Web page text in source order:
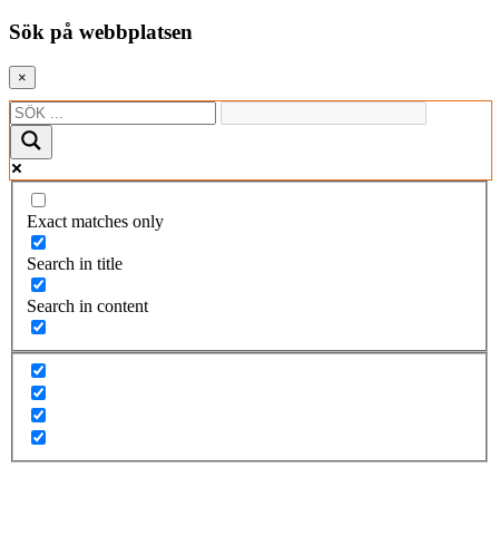
Sök på webbplatsen
×
Exact matches only
Search in title
Search in content